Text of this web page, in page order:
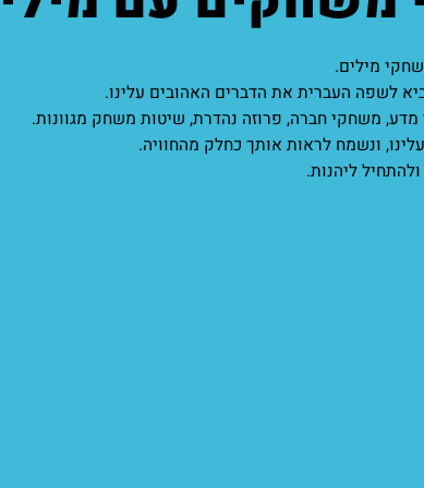
מילים.
לשפה העברית את הדברים האהובים עלינו.
משחקי חברה, פרוזה נהדרת, שיטות משחק מגוונות.
ונשמח לראות אותך כחלק מהחוויה.
ליהנות.